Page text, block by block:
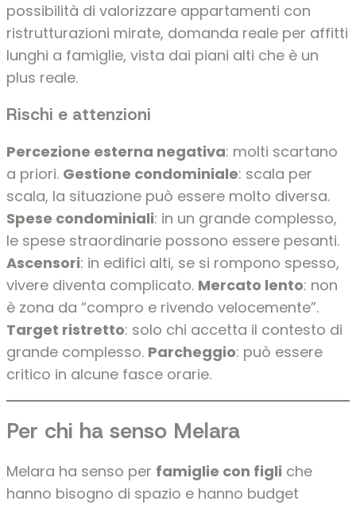
possibilità di valorizzare appartamenti con
ristrutturazioni mirate, domanda reale per affitti
lunghi a famiglie, vista dai piani alti che è un
plus reale.
Rischi e attenzioni
Percezione esterna negativa: molti scartano
a priori. Gestione condominiale: scala per
scala, la situazione può essere molto diversa.
Spese condominiali: in un grande complesso,
le spese straordinarie possono essere pesanti.
Ascensori: in edifici alti, se si rompono spesso,
vivere diventa complicato. Mercato lento: non
è zona da “compro e rivendo velocemente”.
Target ristretto: solo chi accetta il contesto di
grande complesso. Parcheggio: può essere
critico in alcune fasce orarie.
Per chi ha senso Melara
Melara ha senso per famiglie con figli che
hanno bisogno di spazio e hanno budget